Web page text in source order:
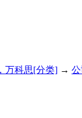
万科思[分类] →